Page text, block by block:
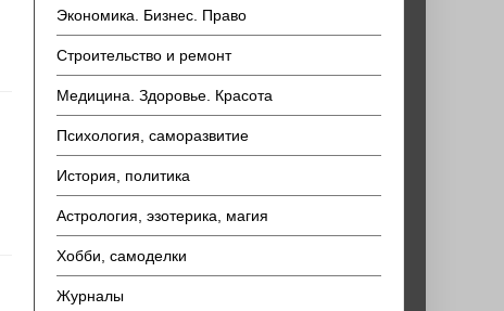
Экономика. Бизнес. Право
Строительство и ремонт
Медицина. Здоровье. Красота
Психология, саморазвитие
История, политика
Астрология, эзотерика, магия
Хобби, самоделки
Журналы